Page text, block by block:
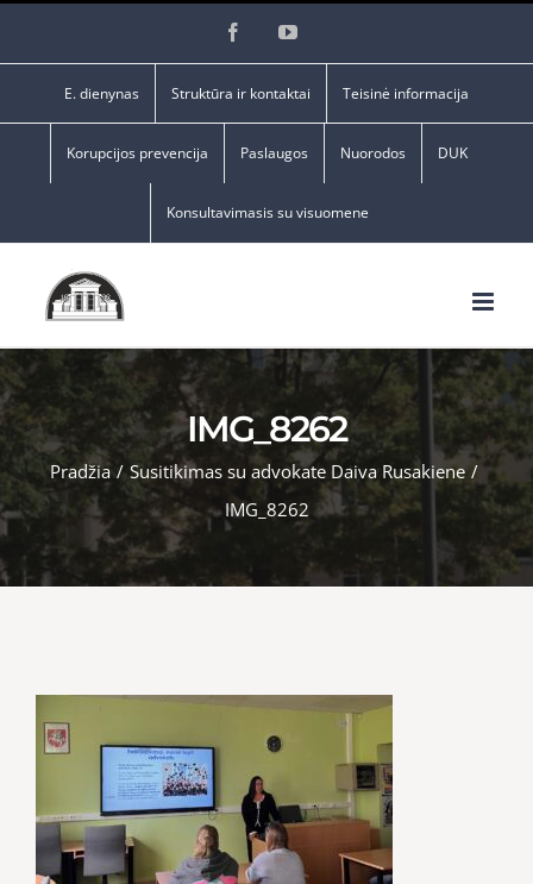
FacebookYouTube
E. dienynas Struktūra ir kontaktai Teisinė informacija
Korupcijos prevencija Paslaugos Nuorodos DUK
Konsultavimasis su visuomene
IMG_8262
Pradžia / Susitikimas su advokate Daiva Rusakiene /
IMG_8262